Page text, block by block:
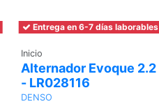
Entrega en 6-7 días laborables
Inicio
Alternador Evoque 2.2
- LR028116
DENSO